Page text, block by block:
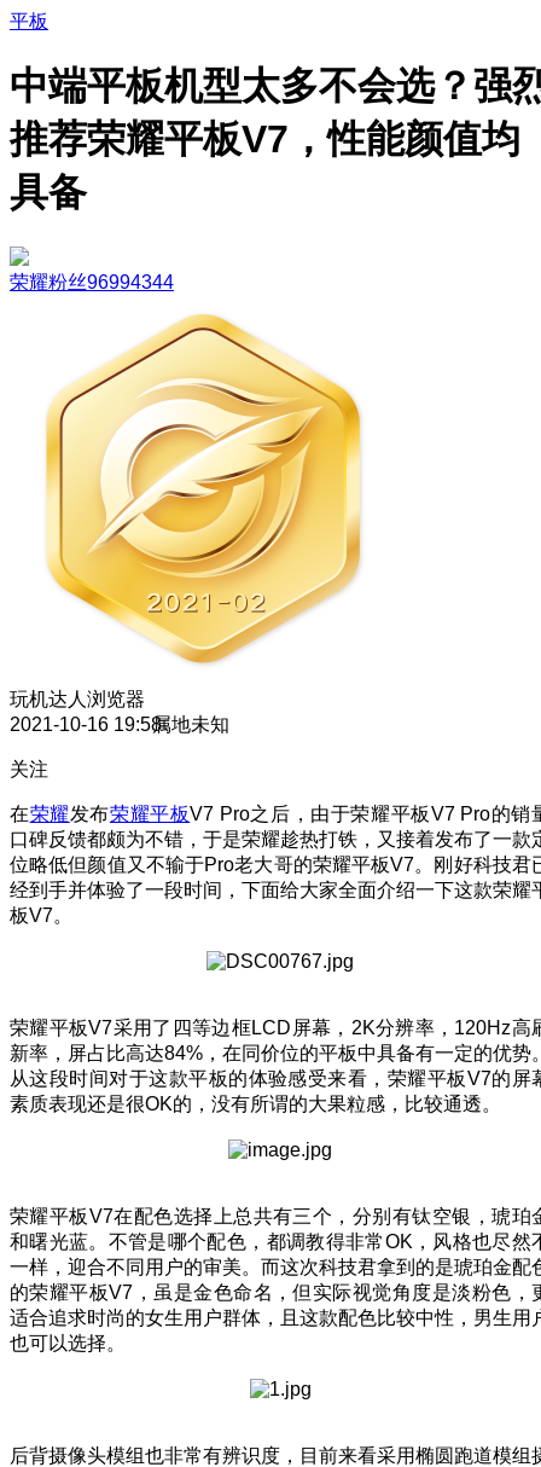
平板
中端平板机型太多不会选？强
推荐荣耀平板V7，性能颜值均
具备
荣耀粉丝96994344
玩机达人 浏览器
2021-10-16 19:58属地未知
关注
在荣耀发布荣耀平板V7 Pro之后，由于荣耀平板V7 Pro的销
口碑反馈都颇为不错，于是荣耀趁热打铁，又接着发布了一款
位略低但颜值又不输于Pro老大哥的荣耀平板V7。刚好科技君
经到手并体验了一段时间，下面给大家全面介绍一下这款荣耀
板V7。
荣耀平板V7采用了四等边框LCD屏幕，2K分辨率，120Hz高
新率，屏占比高达84%，在同价位的平板中具备有一定的优势
从这段时间对于这款平板的体验感受来看，荣耀平板V7的屏
素质表现还是很OK的，没有所谓的大果粒感，比较通透。
荣耀平板V7在配色选择上总共有三个，分别有钛空银，琥珀
和曙光蓝。不管是哪个配色，都调教得非常OK，风格也尽然
一样，迎合不同用户的审美。而这次科技君拿到的是琥珀金配
的荣耀平板V7，虽是金色命名，但实际视觉角度是淡粉色，
适合追求时尚的女生用户群体，且这款配色比较中性，男生用
也可以选择。
后背摄像头模组也非常有辨识度，目前来看采用椭圆跑道模组